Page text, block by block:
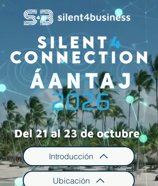
Del 21 al 23 de octubre
Introducción
Ubicación